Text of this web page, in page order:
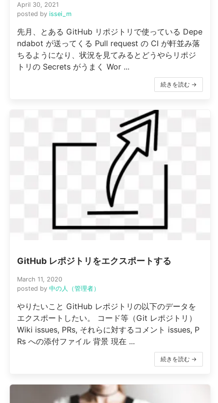
April 30, 2021
posted by issei_m
先月、とある GitHub リポジトリで使っている Depe
ndabot が送ってくる Pull request の CI が軒並み落
ちるようになり、状況を見てみるとどうやらリポジ
トリの Secrets がうまく Wor ...
続きを読む →
GitHub レポジトリをエクスポートする
March 11, 2020
posted by 中の人（管理者）
やりたいこと GitHub レポジトリの以下のデータを
エクスポートしたい。 コード等（Git レポジトリ）
Wiki issues, PRs, それらに対するコメント issues, P
Rs への添付ファイル 背景 現在 ...
続きを読む →